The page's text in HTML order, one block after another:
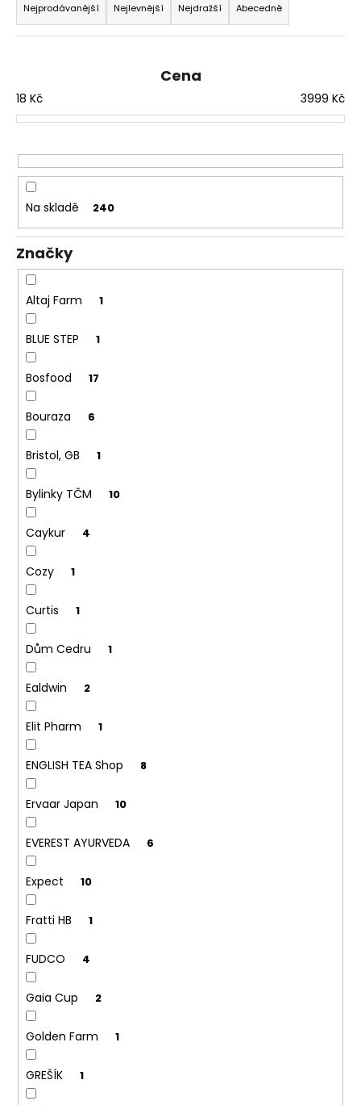
a
z
í
p
o
d
u
k
t
ů
Nejprodávanější Nejlevnější Nejdražší Abecedně
Cena
18 Kč 3999 Kč
Na skladě 240
Značky
Altaj Farm 1
BLUE STEP 1
Bosfood 17
Bouraza 6
Bristol, GB 1
Bylinky TČM 10
Caykur 4
Cozy 1
Curtis 1
Dům Cedru 1
Ealdwin 2
Elit Pharm 1
ENGLISH TEA Shop 8
Ervaar Japan 10
EVEREST AYURVEDA 6
Expect 10
Fratti HB 1
FUDCO 4
Gaia Cup 2
Golden Farm 1
GREŠÍK 1